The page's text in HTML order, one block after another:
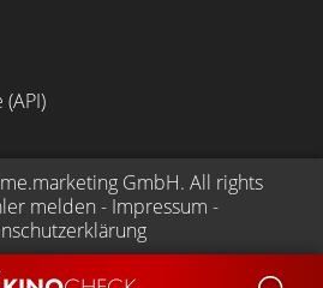
GmbH. All rights
melden - Impressum -